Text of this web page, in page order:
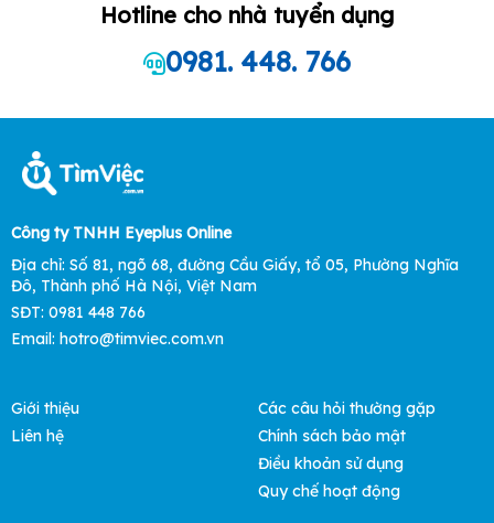
Hotline cho nhà tuyển dụng
0981. 448. 766
Công ty TNHH Eyeplus Online
Địa chỉ: Số 81, ngõ 68, đường Cầu Giấy, tổ 05, Phường Nghĩa
Đô, Thành phố Hà Nội, Việt Nam
SĐT: 0981 448 766
Email: hotro@timviec.com.vn
Giới thiệu
Liên hệ
Các câu hỏi thường gặp
Chính sách bảo mật
Điều khoản sử dụng
Quy chế hoạt động